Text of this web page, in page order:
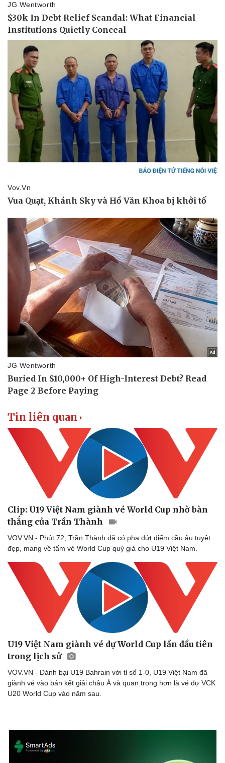
Hậu trường
Doanh nghiệp
Thông tin doanh nghiệp
Doanh nghiệp 24h
Doanh nhân
Công nghệ
Sành điệu
Tin Công nghệ
Trải nghiệm
Tin liên quan
Clip: U19 Việt Nam giành vé World Cup nhờ bàn
thắng của Trần Thành
VOV.VN - Phút 72, Trần Thành đã có pha dứt điểm cầu âu tuyệt
đẹp, mang về tấm vé World Cup quý giá cho U19 Việt Nam.
U19 Việt Nam giành vé dự World Cup lần đầu tiên
trong lịch sử
VOV.VN - Đánh bại U19 Bahrain với tỉ số 1-0, U19 Việt Nam đã
giành vé vào bán kết giải châu Á và quan trọng hơn là vé dự VCK
U20 World Cup vào năm sau.